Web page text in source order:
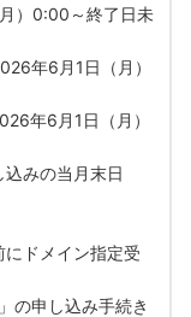
）0:00～終了日未
年6月1日（月）
年6月1日（月）
みの当月末日
ドメイン指定受
の申し込み手続き